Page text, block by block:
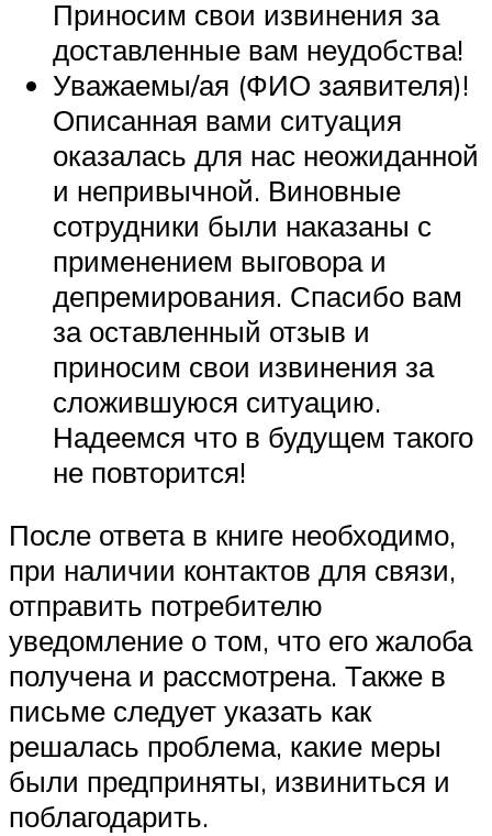
Приносим свои извинения за
доставленные вам неудобства!
Уважаемы/ая (ФИО заявителя)!
Описанная вами ситуация
оказалась для нас неожиданной
и непривычной. Виновные
сотрудники были наказаны с
применением выговора и
депремирования. Спасибо вам
за оставленный отзыв и
приносим свои извинения за
сложившуюся ситуацию.
Надеемся что в будущем такого
не повторится!
После ответа в книге необходимо,
при наличии контактов для связи,
отправить потребителю
уведомление о том, что его жалоба
получена и рассмотрена. Также в
письме следует указать как
решалась проблема, какие меры
были предприняты, извиниться и
поблагодарить.